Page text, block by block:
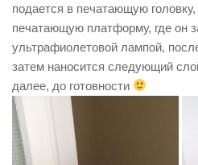
подается в печатающую головку,
печатающую платформу, где он
ультрафиолетовой лампой,
затем наносится следующий
далее, до готовности